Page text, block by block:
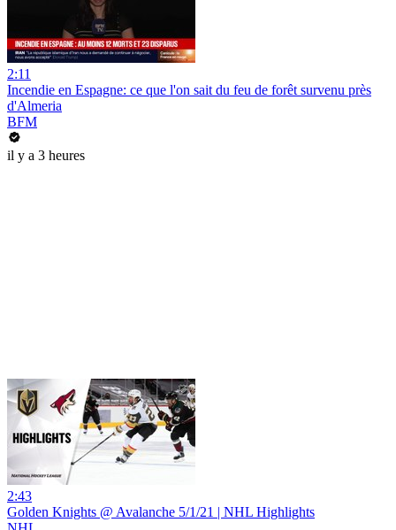
2:11
Incendie en Espagne: ce que l'on sait du feu de forêt survenu près
d'Almeria
BFM
il y a 3 heures
2:43
Golden Knights @ Avalanche 5/1/21 | NHL Highlights